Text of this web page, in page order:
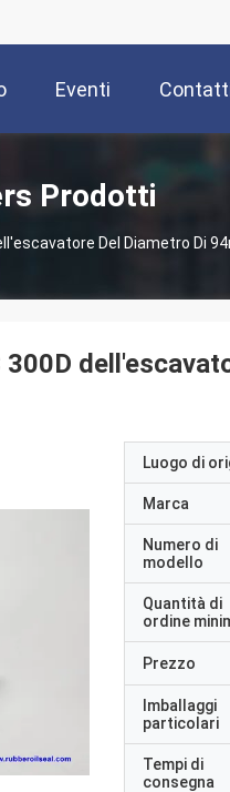
Eventi
Prodotti
Del Diametro Di
Luogo di
Marca
Numero di
modello
Quantità di
ordine
Prezzo
Imballaggi
particolari
Tempi di
consegna